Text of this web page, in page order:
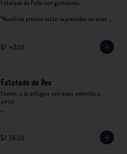
Estofado de Pollo con guindones.
*Nuestros precios están expresados en soles e
S/ 43.00
Estofado de Res
Casero, a la antigua con papa amarilla y
arroz
consumo.
S/ 56.00